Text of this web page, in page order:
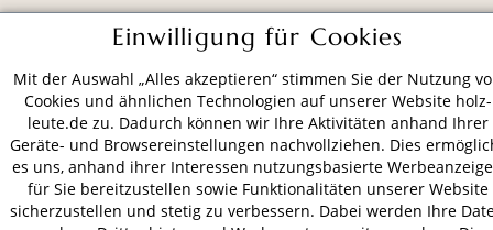
VERSAND
AGB Datenschutz
Impressum
Einwilligung für Cookies
Mit der Auswahl „Alles akzeptieren“ stimmen Sie der Nutzung
Cookies und ähnlichen Technologien auf unserer Website holz-
leute.de zu. Dadurch können wir Ihre Aktivitäten anhand Ihrer
Geräte- und Browsereinstellungen nachvollziehen. Dies
es uns, anhand ihrer Interessen nutzungsbasierte
für Sie bereitzustellen sowie Funktionalitäten unserer Website
sicherzustellen und stetig zu verbessern. Dabei werden Ihre